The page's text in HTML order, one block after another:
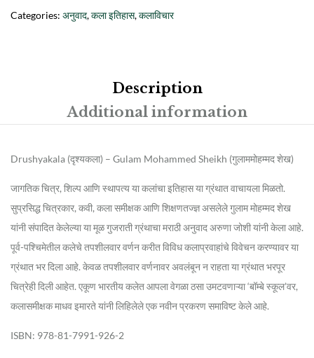
Categories: अनुवाद,कला इतिहास,कलाविचार
Description
Additional information
Drushyakala (दृश्यकला) – Gulam Mohammed Sheikh (गुलाममोहम्मद शेख)
जागतिक चित्र, शिल्प आणि स्थापत्य या कलांचा इतिहास या ग्रंथात वाचायला मिळतो.
सुप्रसिद्ध चित्रकार, कवी, कला समीक्षक आणि शिक्षणतज्ज्ञ असलेले गुलाम मोहम्मद शेख
यांनी संपादित केलेल्या या मूळ गुजराती ग्रंथाचा मराठी अनुवाद अरुणा जोशी यांनी केला आहे.
पूर्व-पश्चिमेतील कलेचे तपशीलवार वर्णन करीत विविध कलाप्रवाहांचे विवेचन करण्यावर या
ग्रंथात भर दिला आहे. केवळ तपशीलवार वर्णनावर अवलंबून न राहता या ग्रंथात भरपूर
चित्रेही दिली आहेत. एकूण भारतीय कलेत आपला वेगळा ठसा उमटवणाऱ्या ‘बॉम्बे स्कूल’वर,
कलासमीक्षक माधव इमारते यांनी लिहिलेले एक नवीन प्रकरण समाविष्ट केले आहे.
ISBN: 978-81-7991-926-2